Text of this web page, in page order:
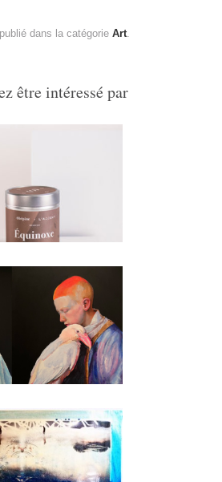
dans la catégorie Art.
être intéressé par